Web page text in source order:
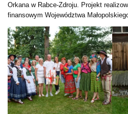
Orkana w Rabce-Zdroju. Projekt
finansowym Województwa